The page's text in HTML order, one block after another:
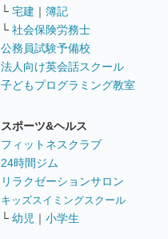
└ 宅建 ｜ 簿記
└ 社会保険労務士
公務員試験予備校
法人向け英会話スクール
子どもプログラミング教室
スポーツ&ヘルス
フィットネスクラブ
24時間ジム
リラクゼーションサロン
キッズスイミングスクール
└ 幼児 ｜ 小学生